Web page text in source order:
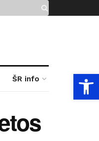
ŠR info